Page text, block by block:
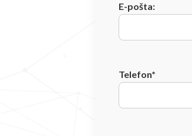
E-pošta:
Telefon*